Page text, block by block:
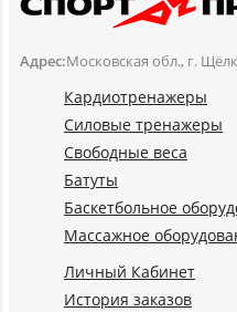
Адрес:Московская обл., г.
Кардиотренажеры
Силовые тренажеры
Свободные веса
Батуты
Баскетбольное
Массажное
Личный Кабинет
История заказов